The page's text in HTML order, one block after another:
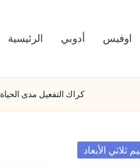
الرئيسية أدوبي اوفيس
تحميل برنامج Sketchup 2023 كراك التفعيل مدى الحياة
Posted
ثلاثي الأبعاد